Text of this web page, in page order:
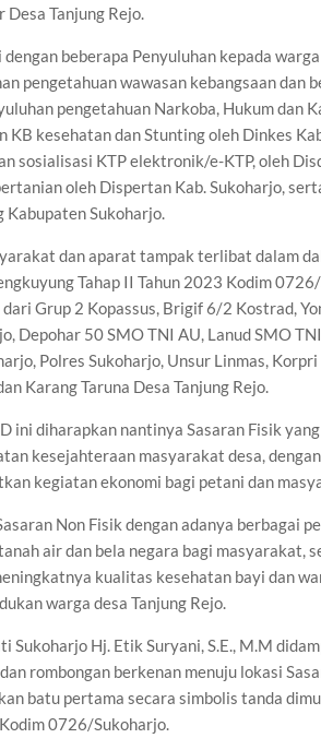
Tanjung Rejo.
beberapa Penyuluhan kepada warga
pengetahuan wawasan kebangsaan dan
pengetahuan Narkoba, Hukum dan
KB kesehatan dan Stunting oleh Dinkes
sosialisasi KTP elektronik/e-KTP, oleh
oleh Dispertan Kab. Sukoharjo,
Kabupaten Sukoharjo.
dan aparat tampak terlibat dalam
Tahap II Tahun 2023 Kodim
Grup 2 Kopassus, Brigif 6/2 Kostrad,
Depohar 50 SMO TNI AU, Lanud SMO
Polres Sukoharjo, Unsur Linmas,
Karang Taruna Desa Tanjung Rejo.
ini diharapkan nantinya Sasaran Fisik
kesejahteraan masyarakat desa,
kegiatan ekonomi bagi petani dan
Non Fisik dengan adanya berbagai
air dan bela negara bagi masyarakat,
kualitas kesehatan bayi dan
warga desa Tanjung Rejo.
Sukoharjo Hj. Etik Suryani, S.E., M.M
rombongan berkenan menuju lokasi
batu pertama secara simbolis tanda
0726/Sukoharjo.